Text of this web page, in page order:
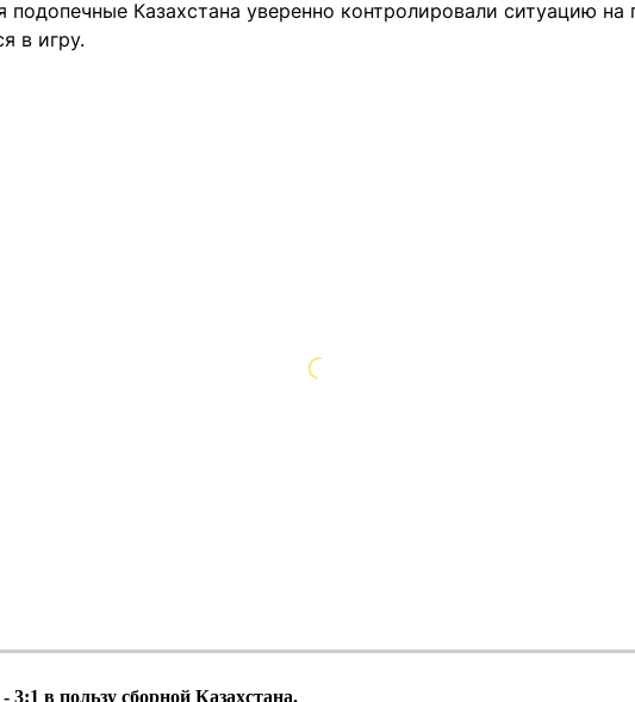
подопечные Казахстана уверенно контролировали ситуацию на
в игру.
3:1 в пользу сборной Казахстана.